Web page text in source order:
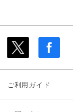
ご利用ガイド